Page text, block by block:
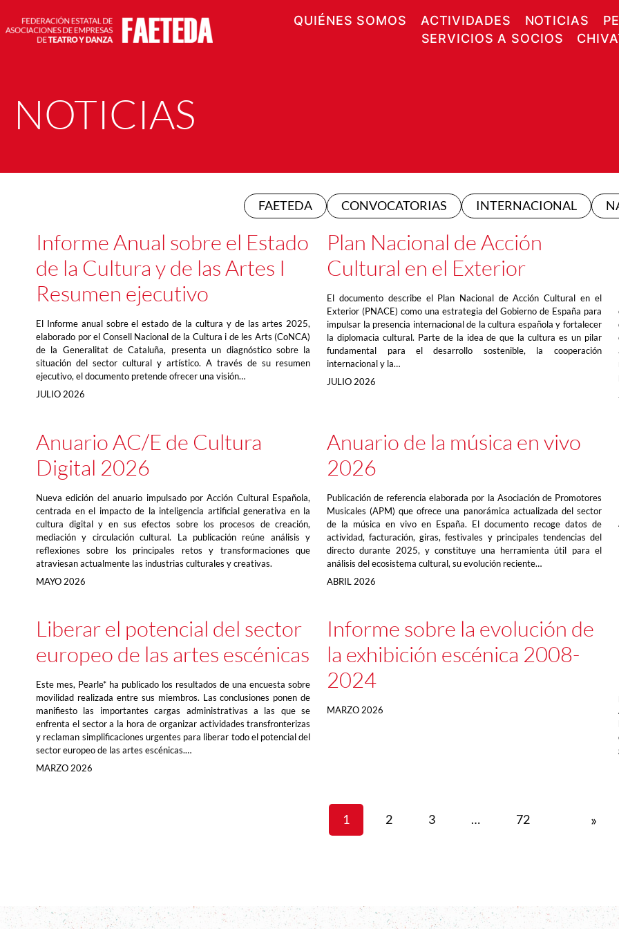
QUIÉNES SOMOS ACTIVIDADES NOTICIAS
SERVICIOS A SOCIOS
NOTICIAS
FAETEDA CONVOCATORIAS INTERNACIONAL
Informe Anual sobre el Estado
de la Cultura y de las Artes I
Resumen ejecutivo
El Informe anual sobre el estado de la cultura y de las artes 2025,
elaborado por el Consell Nacional de la Cultura i de les Arts (CoNCA)
de la Generalitat de Cataluña, presenta un diagnóstico sobre la
situación del sector cultural y artístico. A través de su resumen
ejecutivo, el documento pretende ofrecer una visión…
JULIO 2026
Plan Nacional de Acción
Cultural en el Exterior
El documento describe el Plan Nacional de Acción Cultural en el
Exterior (PNACE) como una estrategia del Gobierno de España para
impulsar la presencia internacional de la cultura española y fortalecer
la diplomacia cultural. Parte de la idea de que la cultura es un pilar
fundamental para el desarrollo sostenible, la cooperación
internacional y la…
JULIO 2026
Anuario AC/E de Cultura
Digital 2026
Nueva edición del anuario impulsado por Acción Cultural Española,
centrada en el impacto de la inteligencia artificial generativa en la
cultura digital y en sus efectos sobre los procesos de creación,
mediación y circulación cultural. La publicación reúne análisis y
reflexiones sobre los principales retos y transformaciones que
atraviesan actualmente las industrias culturales y creativas.
MAYO 2026
Anuario de la música en vivo
2026
Publicación de referencia elaborada por la Asociación de Promotores
Musicales (APM) que ofrece una panorámica actualizada del sector
de la música en vivo en España. El documento recoge datos de
actividad, facturación, giras, festivales y principales tendencias del
directo durante 2025, y constituye una herramienta útil para el
análisis del ecosistema cultural, su evolución reciente…
ABRIL 2026
Liberar el potencial del sector
europeo de las artes escénicas
Este mes, Pearle* ha publicado los resultados de una encuesta sobre
movilidad realizada entre sus miembros. Las conclusiones ponen de
manifiesto las importantes cargas administrativas a las que se
enfrenta el sector a la hora de organizar actividades transfronterizas
y reclaman simplificaciones urgentes para liberar todo el potencial del
sector europeo de las artes escénicas.…
MARZO 2026
Informe sobre la evolución de
la exhibición escénica 2008-
2024
MARZO 2026
1 2 3 … 72 »